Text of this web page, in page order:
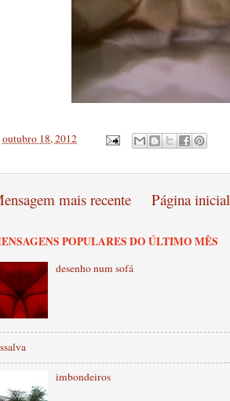
outubro 18, 2012
mais recente Página inicial
POPULARES DO ÚLTIMO MÊS
desenho num sofá
imbondeiros